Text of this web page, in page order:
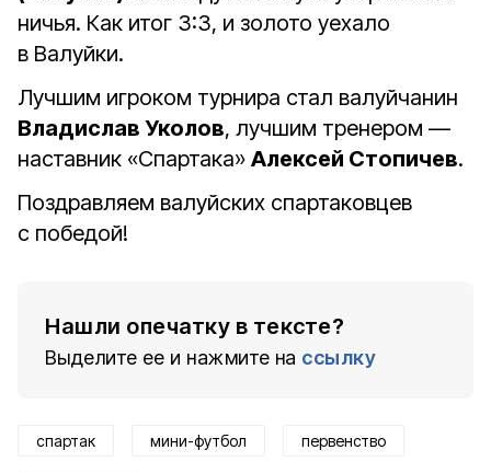
ничья. Как итог 3:3, и золото уехало
в Валуйки.
Лучшим игроком турнира стал валуйчанин
Владислав Уколов, лучшим тренером —
наставник «Спартака» Алексей Стопичев.
Поздравляем валуйских спартаковцев
с победой!
Нашли опечатку в тексте?
Выделите ее и нажмите на ссылку
спартак мини-футбол первенство